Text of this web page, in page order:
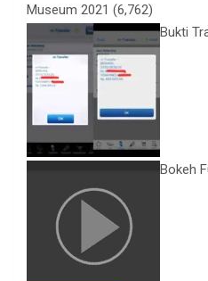
Museum 2021 (6,762)
Bukti
Bokeh